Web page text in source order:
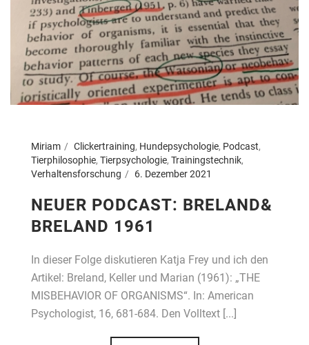
Miriam Clickertraining, Hundepsychologie, Podcast,
Tierphilosophie, Tierpsychologie, Trainingstechnik,
Verhaltensforschung
6. Dezember 2021
NEUER PODCAST: BRELAND&
BRELAND 1961
In dieser Folge diskutieren Katja Frey und ich den
Artikel: Breland, Keller und Marian (1961): „THE
MISBEHAVIOR OF ORGANISMS“. In: American
Psychologist, 16, 681-684. Den Volltext [...]